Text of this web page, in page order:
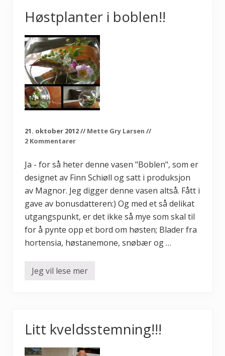
k
–
n
a
t
u
r
m
a
t
e
r
i
l
e
r
b
o
r
d
e
k
k
i
n
g
Høstplanter i boblen!!
21. oktober 2012// Mette Gry Larsen //
2 Kommentarer
Ja - for så heter denne vasen "Boblen", som er
designet av Finn Schiøll og satt i produksjon
av Magnor. Jeg digger denne vasen altså. Fått i
gave av bonusdatteren:) Og med et så delikat
utgangspunkt, er det ikke så mye som skal til
for å pynte opp et bord om høsten; Blader fra
hortensia, høstanemone, snøbær og …
H
n
t
e
Jeg vil lese mer
Litt kveldsstemning!!!